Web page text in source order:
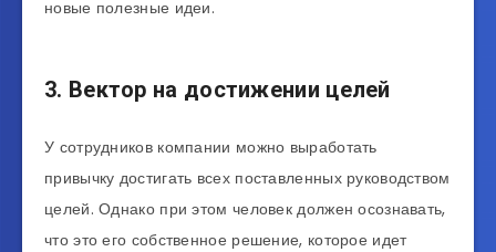
новые полезные идеи.
3. Вектор на достижении целей
У сотрудников компании можно выработать
привычку достигать всех поставленных руководством
целей. Однако при этом человек должен осознавать,
что это его собственное решение, которое идет